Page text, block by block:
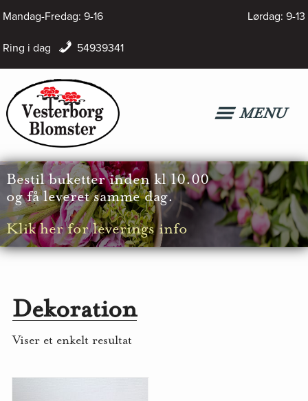
Hop
indholdet
Mandag-Fredag: 9-16 Lørdag: 9-13
Ring i dag 54939341
MENU
Bestilbuketter inden kl 10.00
og få leveret samme dag.
Klik her for leverings info
Dekoration
Viser et enkelt resultat